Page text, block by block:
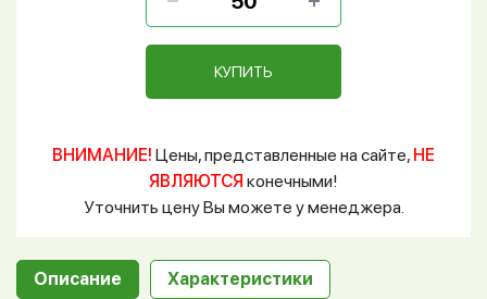
КУПИТЬ
ВНИМАНИЕ! Цены, представленные на сайте, НЕ
ЯВЛЯЮТСЯ конечными!
Уточнить цену Вы можете у менеджера.
Описание Характеристики